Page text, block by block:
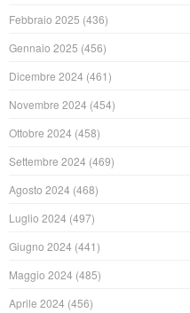
Febbraio 2025 (436)
Gennaio 2025 (456)
Dicembre 2024 (461)
Novembre 2024 (454)
Ottobre 2024 (458)
Settembre 2024 (469)
Agosto 2024 (468)
Luglio 2024 (497)
Giugno 2024 (441)
Maggio 2024 (485)
Aprile 2024 (456)